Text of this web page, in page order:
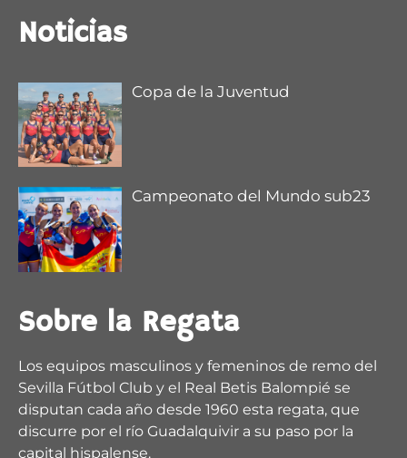
Noticias
Copa de la Juventud
Campeonato del Mundo sub23
Sobre la Regata
Los equipos masculinos y femeninos de remo del
Sevilla Fútbol Club y el Real Betis Balompié se
disputan cada año desde 1960 esta regata, que
discurre por el río Guadalquivir a su paso por la
capital hispalense.